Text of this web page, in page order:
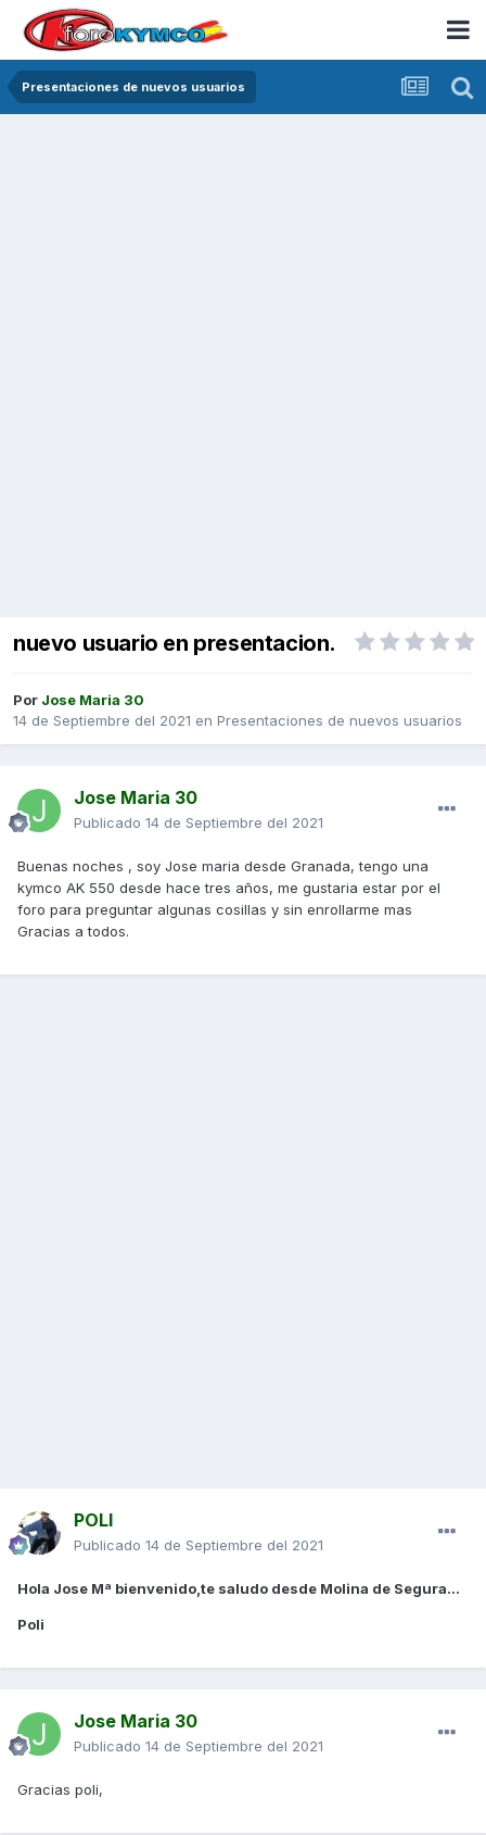
Presentaciones de nuevos usuarios
nuevo usuario en presentacion.
Por Jose Maria 30
14 de Septiembre del 2021 en Presentaciones de nuevos usuarios
Jose Maria 30
Publicado 14 de Septiembre del 2021
Buenas noches , soy Jose maria desde Granada, tengo una
kymco AK 550 desde hace tres años, me gustaria estar por el
foro para preguntar algunas cosillas y sin enrollarme mas
Gracias a todos.
POLI
Publicado 14 de Septiembre del 2021
Hola Jose Mª bienvenido,te saludo desde Molina de Segura...
Poli
Jose Maria 30
Publicado 14 de Septiembre del 2021
Gracias poli,